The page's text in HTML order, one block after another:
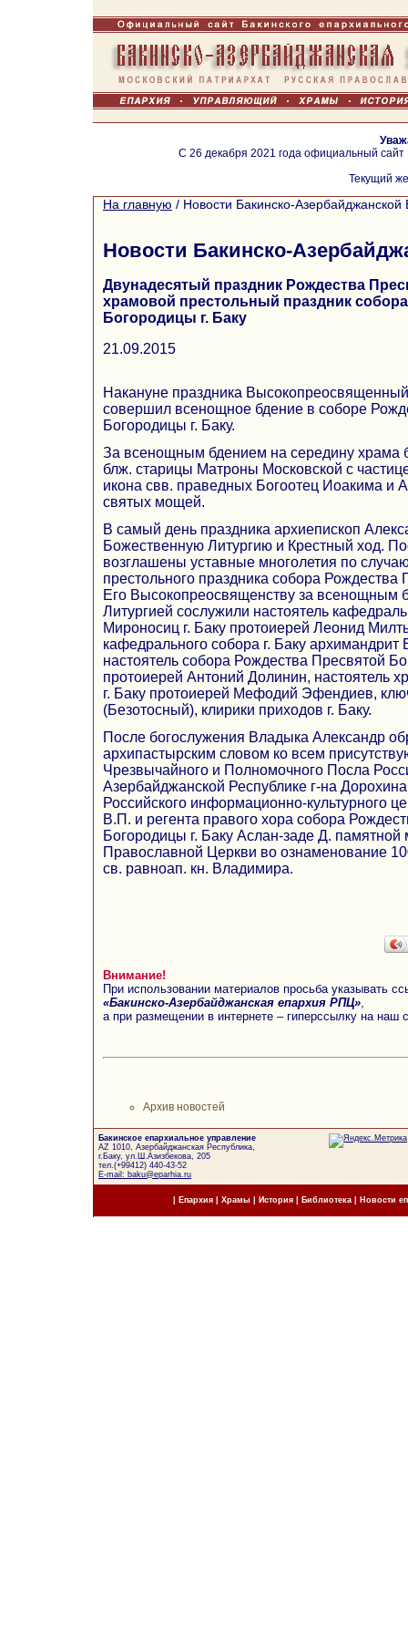
С 26 декабря 2021 года официальный
Текущий
На главную / Новости Бакинско-Азербайджанской
Новости Бакинско-
Двунадесятый праздник Рождества
храмовой престольный праздник
Богородицы г. Баку
21.09.2015
Накануне праздника
совершил всенощное бдение в соборе
Богородицы г. Баку.
За всенощным бдением на середину храма
блж. старицы Матроны Московской с
икона свв. праведных Богоотец Иоакима и
святых мощей.
В самый день праздника архиепископ
Божественную Литургию и Крестный ход.
возглашены уставные многолетия по
престольного праздника собора
Его Высокопреосвященству за всенощным
Литургией сослужили настоятель
Мироносиц г. Баку протоиерей Леонид
кафедрального собора г. Баку
настоятель собора Рождества Пресвятой
протоиерей Антоний Долинин, настоятель
г. Баку протоиерей Мефодий Эфендиев,
(Безотосный), клирики приходов г. Баку.
После богослужения Владыка Александр
архипастырским словом ко всем
Чрезвычайного и Полномочного Посла
Азербайджанской Республике г-на
Российского информационно-культурного
В.П. и регента правого хора собора
Богородицы г. Баку Аслан-заде Д. памятной
Православной Церкви во ознаменование
св. равноап. кн. Владимира.
Внимание!
При использовании материалов просьба указывать
«Бакинско-Азербайджанская епархия РПЦ»
а при размещении в интернете – гиперссылку на наш
Архив новостей
Бакинское епархиальное управление
AZ 1010, Азербайджанская Республика,
г.Баку, ул.Ш.Азизбекова, 205
тел.(+99412) 440-43-52
E-mail: baku@eparhia.ru
Епархия| Храмы История| Библиотека Новости